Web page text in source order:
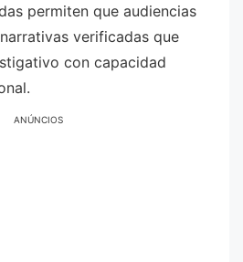
permiten que audiencias
verificadas que
con capacidad
ANÚNCIOS